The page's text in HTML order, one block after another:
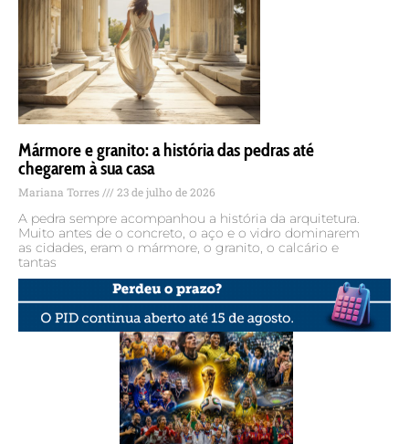
Mármore e granito: a história das pedras até
chegarem à sua casa
Mariana Torres 23 de julho de 2026
A pedra sempre acompanhou a história da arquitetura.
Muito antes de o concreto, o aço e o vidro dominarem
as cidades, eram o mármore, o granito, o calcário e
tantas